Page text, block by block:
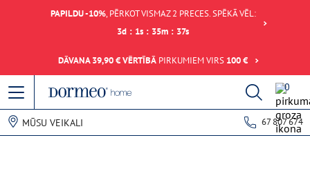
PAPILDU -10%, PĒRKOT VISMAZ 2 PRECES. SPĒKĀ VĒL:
3d : 1s : 35m : 37s
DĀVANA 39,90 € VĒRTĪBĀ PIRKUMIEM VIRS 100 €
0
MŪSU VEIKALI 67 807 674